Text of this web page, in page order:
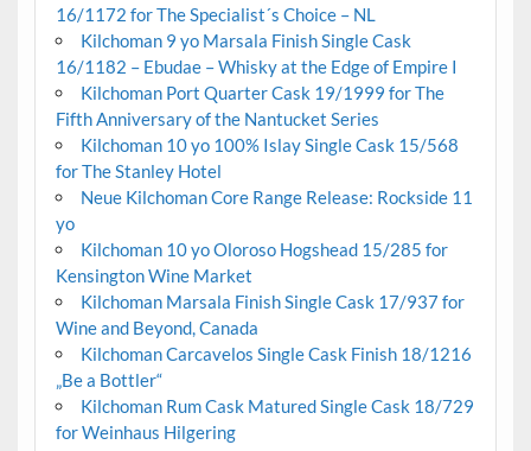
16/1172 for The Specialist´s Choice – NL
Kilchoman 9 yo Marsala Finish Single Cask
16/1182 – Ebudae – Whisky at the Edge of Empire I
Kilchoman Port Quarter Cask 19/1999 for The
Fifth Anniversary of the Nantucket Series
Kilchoman 10 yo 100% Islay Single Cask 15/568
for The Stanley Hotel
Neue Kilchoman Core Range Release: Rockside 11
yo
Kilchoman 10 yo Oloroso Hogshead 15/285 for
Kensington Wine Market
Kilchoman Marsala Finish Single Cask 17/937 for
Wine and Beyond, Canada
Kilchoman Carcavelos Single Cask Finish 18/1216
„Be a Bottler“
Kilchoman Rum Cask Matured Single Cask 18/729
for Weinhaus Hilgering